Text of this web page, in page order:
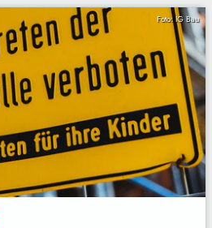
Foto: IG Bau